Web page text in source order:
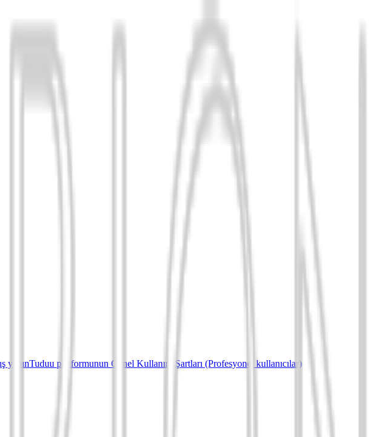
yapınTuduu platformunun Genel Kullanım Şartları (Profesyonel kullanıcılar)